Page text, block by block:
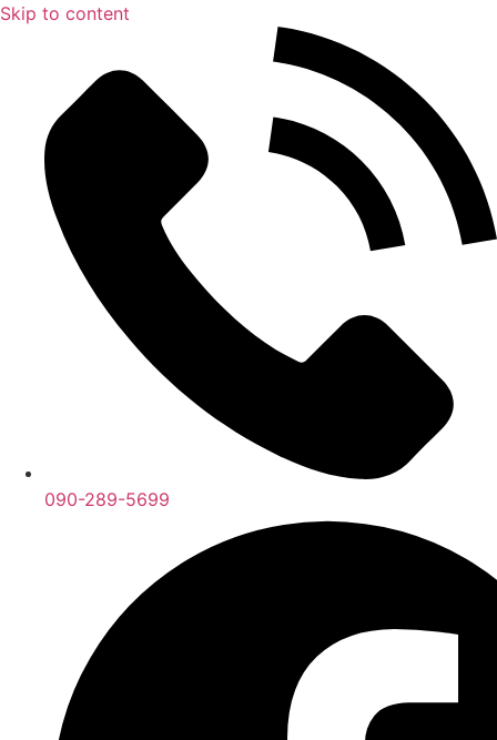
Skip to content
090-289-5699